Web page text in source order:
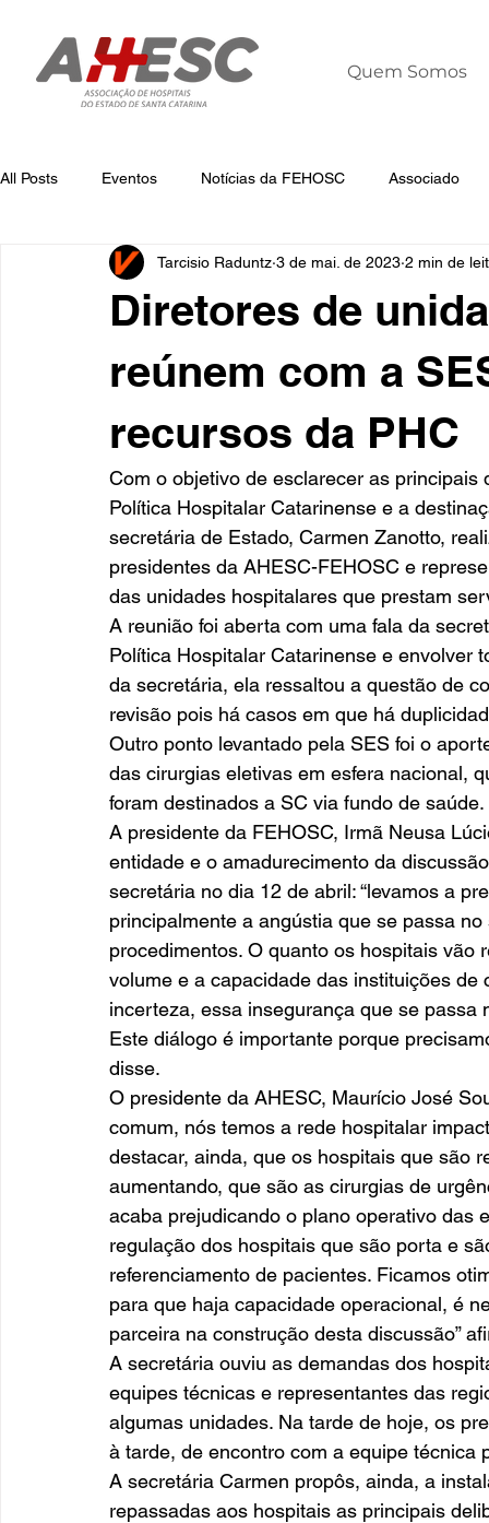
Quem Somos
All Posts Eventos Notícias da FEHOSC Associado
Notícias da AHESC Liderança Dia
Diretores de
reúnem com a
recursos da PHC
Tarcisio Raduntz 3 de mai. de 2023 2 min de
Com o objetivo de esclarecer as
Política Hospitalar Catarinense e a
secretária de Estado, Carmen Zanotto,
presidentes da AHESC-FEHOSC e
das unidades hospitalares que prestam
A reunião foi aberta com uma fala da
Política Hospitalar Catarinense e envolver
da secretária, ela ressaltou a questão de
revisão pois há casos em que há
Outro ponto levantado pela SES foi o
das cirurgias eletivas em esfera nacional,
foram destinados a SC via fundo de saúde.
A presidente da FEHOSC, Irmã Neusa
entidade e o amadurecimento da
secretária no dia 12 de abril: “levamos a
principalmente a angústia que se passa
procedimentos. O quanto os hospitais
volume e a capacidade das instituições
incerteza, essa insegurança que se
Este diálogo é importante porque
disse.
O presidente da AHESC, Maurício José
comum, nós temos a rede hospitalar
destacar, ainda, que os hospitais que são
aumentando, que são as cirurgias de
acaba prejudicando o plano operativo das
regulação dos hospitais que são porta e
referenciamento de pacientes. Ficamos
para que haja capacidade operacional, é
parceira na construção desta discussão”
A secretária ouviu as demandas dos
equipes técnicas e representantes das
algumas unidades. Na tarde de hoje, os
à tarde, de encontro com a equipe técnica
A secretária Carmen propôs, ainda, a
repassadas aos hospitais as principais